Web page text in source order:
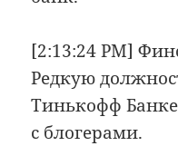
[2:13:24 PM]
Редкую
Тинькофф
с блогерами.